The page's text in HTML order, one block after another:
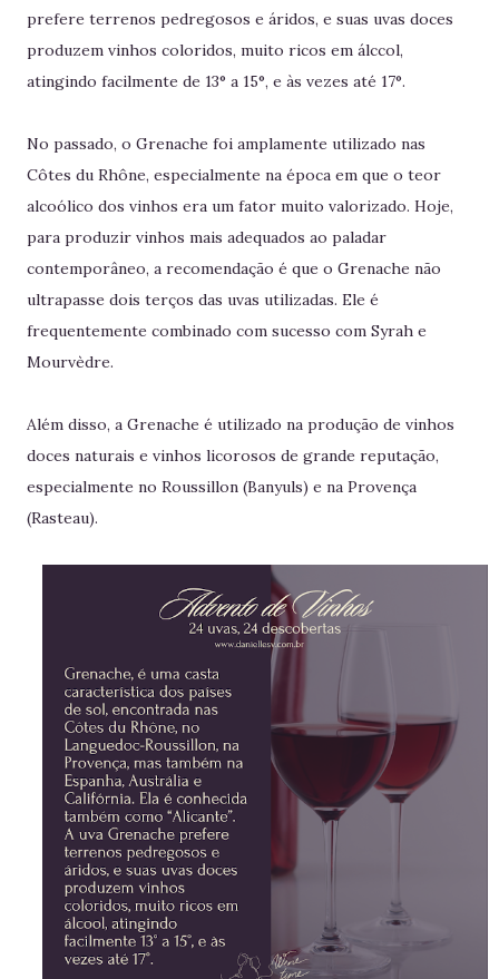
prefere terrenos pedregosos e áridos, e suas uvas doces
produzem vinhos coloridos, muito ricos em álccol,
atingindo facilmente de 13° a 15°, e às vezes até 17°.
No passado, o Grenache foi amplamente utilizado nas
Côtes du Rhône, especialmente na época em que o teor
alcoólico dos vinhos era um fator muito valorizado. Hoje,
para produzir vinhos mais adequados ao paladar
contemporâneo, a recomendação é que o Grenache não
ultrapasse dois terços das uvas utilizadas. Ele é
frequentemente combinado com sucesso com Syrah e
Mourvèdre.
Além disso, a Grenache é utilizado na produção de vinhos
doces naturais e vinhos licorosos de grande reputação,
especialmente no Roussillon (Banyuls) e na Provença
(Rasteau).